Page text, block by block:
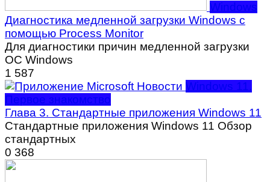
Windows
Диагностика медленной загрузки Windows с
помощью Process Monitor
Для диагностики причин медленной загрузки
ОС Windows
1 587
Windows 11.
Первое знакомство
Глава 3. Стандартные приложения Windows 11
Стандартные приложения Windows 11 Обзор
стандартных
0 368